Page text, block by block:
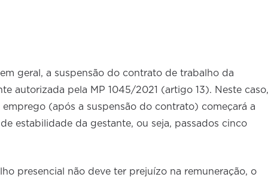
geral, a suspensão do contrato de trabalho da
autorizada pela MP 1045/2021 (artigo 13). Neste caso,
(após a suspensão do contrato) começará a
estabilidade da gestante, ou seja, passados cinco
presencial não deve ter prejuízo na remuneração, o